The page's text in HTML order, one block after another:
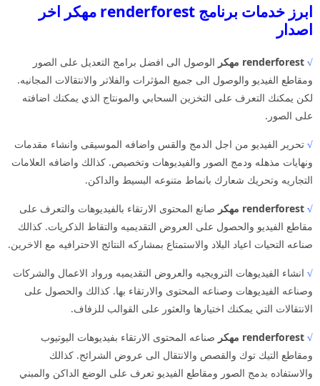
ابرز خدمات برنامج renderforest مهكر اخر
اصدار
√ renderforest مهكر
الوصول الى افضل برامج التعديل على الصور
ومقاطع الفيديو والوصول الى جميع المؤثرات والفلاتر والانتقالات المجانيه.
لكن يمكنك التعرف على التخزين السحابي والمونتاج الذي يمكنك اضافته
على الصور.
√ تحرير الفيديو من اجل الدمج والقس واضافه الموسيقى وانشاء مقدمات
ونهايات مذهله ودمج الصور والفيديوهات وتخصيص. كذالك واضافه العلامات
التجاريه وتحريك شعارك بانماط متنوعه البسيط والداكن.
√ renderforest مهكر
صانع المحتوى الارتقاء بالفيديوهات والتعرف على
مقاطع الفيديو والحصول على العروض التقديميه والتقاط الذكريات. كذالك
صناعه التحيات اعياد البلاد والاستمتاع بمشاركه النتائج الاحترافيه مع الاخرين.
√ انشاء الفيديوهات الترويجيه والعروض التقديميه ورواد الاعمال والشركات
وصناعه الفيديوهات وصناعه المحتوى والارتقاء بها. كذالك والحصول على
الانتقالات التي يمكنك اختيارها والعثور على القوالب للزفاف.
√ renderforest مهكر
صناعه المحتوى الارتقاء بفيديوهات اليوتيوب
ومقاطع التيك توك والقصص والانتقال الى عروض الشرائح. كذالك
والاستفاده بدمج الصور ومقاطع الفيديو تعرف على الوضع الداكن والمبني